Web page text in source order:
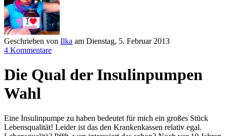
Geschrieben von Ilka am Dienstag, 5. Februar 2013
4 Kommentare
Die Qual der Insulinpumpen
Wahl
Eine Insulinpumpe zu haben bedeutet für mich ein großes Stück
Lebensqualität! Leider ist das den Krankenkassen relativ egal.